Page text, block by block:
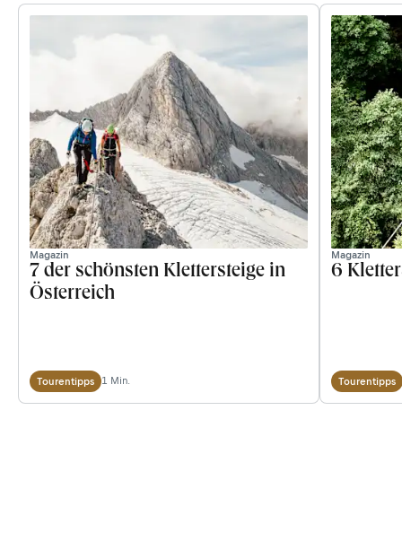
Magazin
7 der schönsten Klettersteige in
Österreich
Tourentipps 1 Min.
Magazin
6
Tourentipps